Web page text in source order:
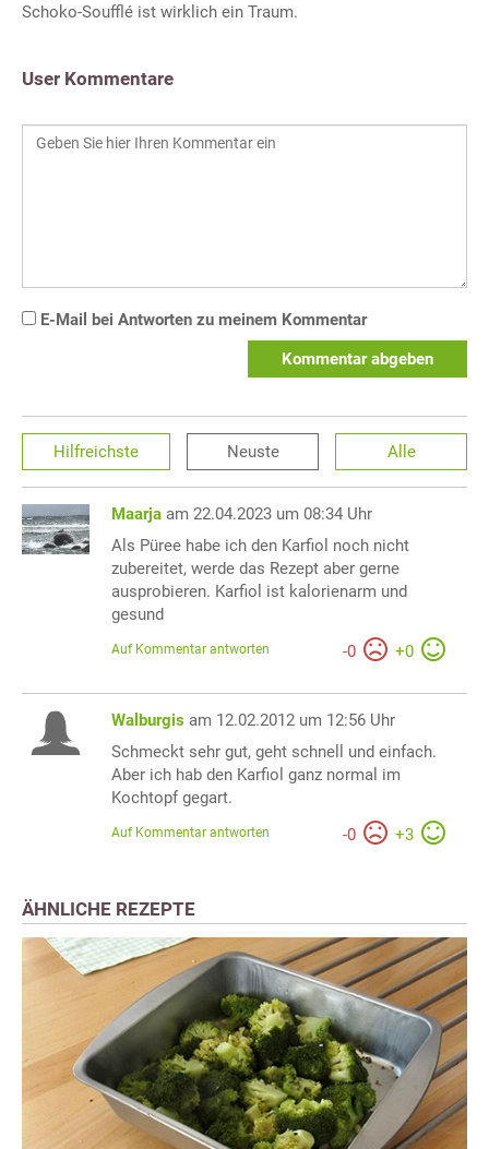
Schoko-Soufflé ist wirklich ein Traum.
User Kommentare
E-Mail bei Antworten zu meinem Kommentar
Kommentar abgeben
Hilfreichste Neuste Alle
Maarja am 22.04.2023 um 08:34 Uhr
Als Püree habe ich den Karfiol noch nicht
zubereitet, werde das Rezept aber gerne
ausprobieren. Karfiol ist kalorienarm und
gesund
-0 +0
Auf Kommentar antworten
Walburgis am 12.02.2012 um 12:56 Uhr
Schmeckt sehr gut, geht schnell und einfach.
Aber ich hab den Karfiol ganz normal im
Kochtopf gegart.
-0 +3
Auf Kommentar antworten
ÄHNLICHE REZEPTE